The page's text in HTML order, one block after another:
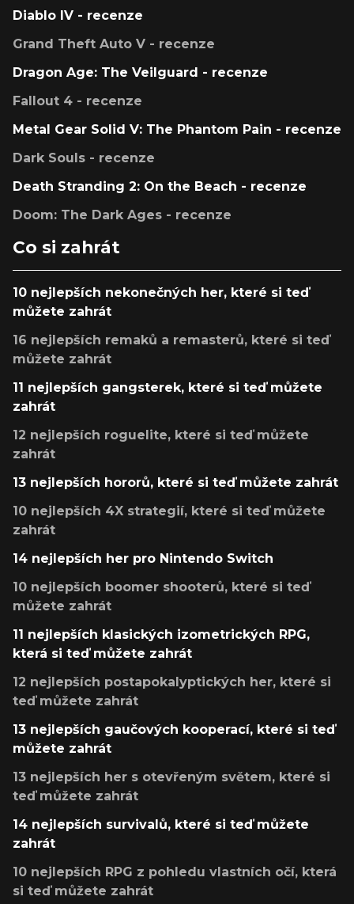
Diablo IV - recenze
Grand Theft Auto V - recenze
Dragon Age: The Veilguard - recenze
Fallout 4 - recenze
Metal Gear Solid V: The Phantom Pain - recenze
Dark Souls - recenze
Death Stranding 2: On the Beach - recenze
Doom: The Dark Ages - recenze
Co si zahrát
10 nejlepších nekonečných her, které si teď
můžete zahrát
16 nejlepších remaků a remasterů, které si teď
můžete zahrát
11 nejlepších gangsterek, které si teď můžete
zahrát
12 nejlepších roguelite, které si teď můžete
zahrát
13 nejlepších hororů, které si teď můžete zahrát
10 nejlepších 4X strategií, které si teď můžete
zahrát
14 nejlepších her pro Nintendo Switch
10 nejlepších boomer shooterů, které si teď
můžete zahrát
11 nejlepších klasických izometrických RPG,
která si teď můžete zahrát
12 nejlepších postapokalyptických her, které si
teď můžete zahrát
13 nejlepších gaučových kooperací, které si teď
můžete zahrát
13 nejlepších her s otevřeným světem, které si
teď můžete zahrát
14 nejlepších survivalů, které si teď můžete
zahrát
10 nejlepších RPG z pohledu vlastních očí, která
si teď můžete zahrát